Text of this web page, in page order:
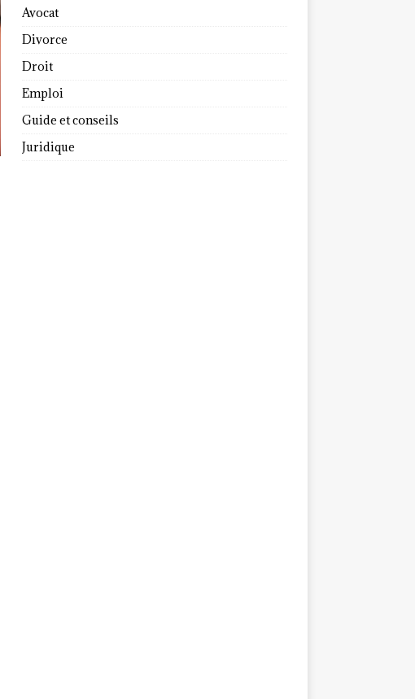
Avocat
Divorce
Droit
Emploi
Guide et conseils
Juridique